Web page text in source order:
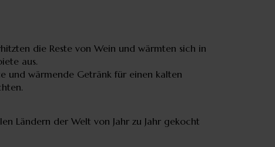
die Reste von Wein und wärmten sich in
aus.
und wärmende Getränk für einen kalten
Ländern der Welt von Jahr zu Jahr gekocht